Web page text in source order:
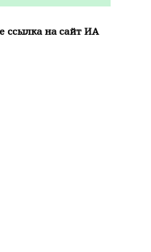
ссылка на сайт ИА